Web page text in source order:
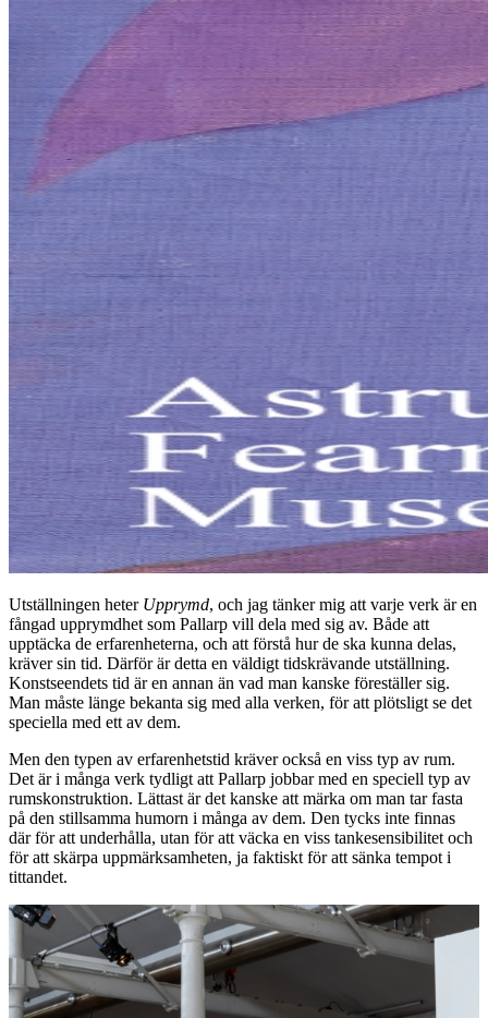
Utställningen heter Upprymd, och jag tänker mig att varje verk är en
fångad upprymdhet som Pallarp vill dela med sig av. Både att
upptäcka de erfarenheterna, och att förstå hur de ska kunna delas,
kräver sin tid. Därför är detta en väldigt tidskrävande utställning.
Konstseendets tid är en annan än vad man kanske föreställer sig.
Man måste länge bekanta sig med alla verken, för att plötsligt se det
speciella med ett av dem.
Men den typen av erfarenhetstid kräver också en viss typ av rum.
Det är i många verk tydligt att Pallarp jobbar med en speciell typ av
rumskonstruktion. Lättast är det kanske att märka om man tar fasta
på den stillsamma humorn i många av dem. Den tycks inte finnas
där för att underhålla, utan för att väcka en viss tankesensibilitet och
för att skärpa uppmärksamheten, ja faktiskt för att sänka tempot i
tittandet.